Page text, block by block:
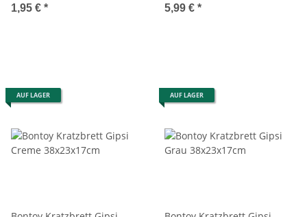
1,95 € * 5,99 € *
AUF LAGER AUF LAGER